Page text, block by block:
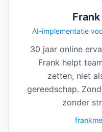
AI-implementatie
30 jaar online
Frank helpt
zetten, niet
gereedschap.
zonder